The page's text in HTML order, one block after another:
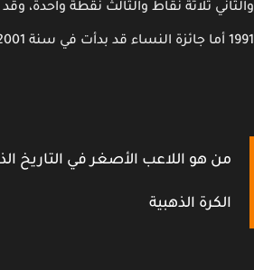
ثلاثة نقاط والثالث نقطة واحدة، وقد
سنة 2001.
من هو اللاعب الأصغر في التاريخ
الكرة الذهبية